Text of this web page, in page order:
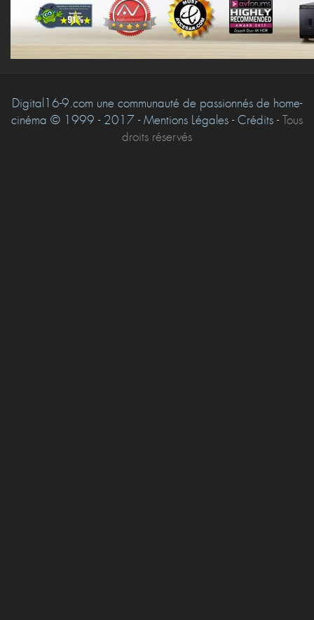
Digital16-9.com une communauté de passionnés de home-
cinéma © 1999 - 2017 - Mentions Légales - Crédits -Tous
droits réservés